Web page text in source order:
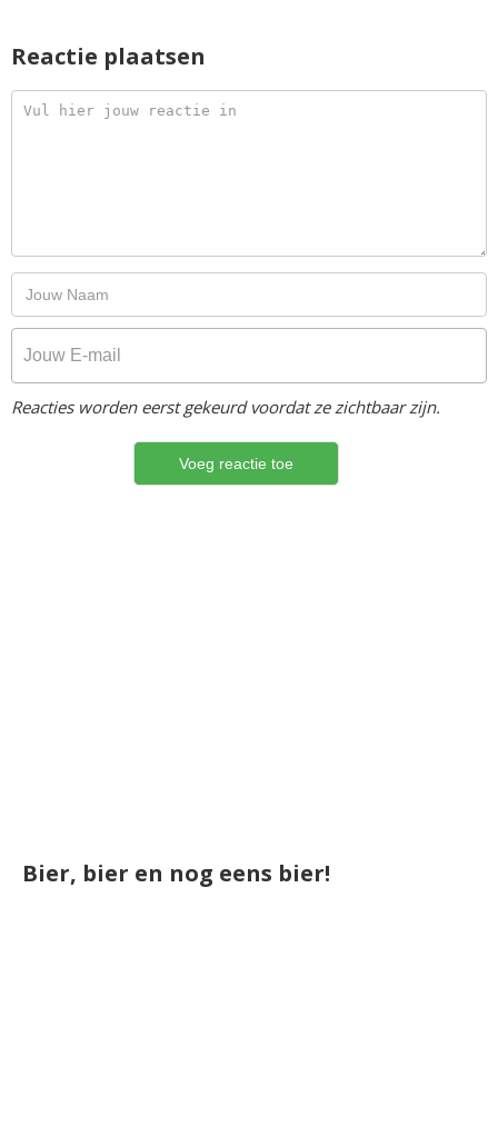
Reactie plaatsen
Reacties worden eerst gekeurd voordat ze zichtbaar zijn.
Bier, bier en nog eens bier!